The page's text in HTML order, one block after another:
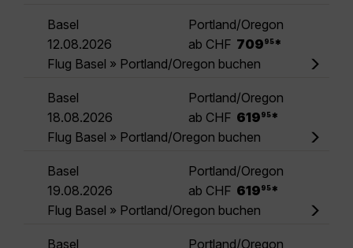
Basel
Portland/Oregon
12.08.2026
ab CHF 709 95 *
Flug Basel » Portland/Oregon buchen
Basel
Portland/Oregon
18.08.2026
ab CHF 619 95 *
Flug Basel » Portland/Oregon buchen
Basel
Portland/Oregon
19.08.2026
ab CHF 619 95 *
Flug Basel » Portland/Oregon buchen
Basel
Portland/Oregon